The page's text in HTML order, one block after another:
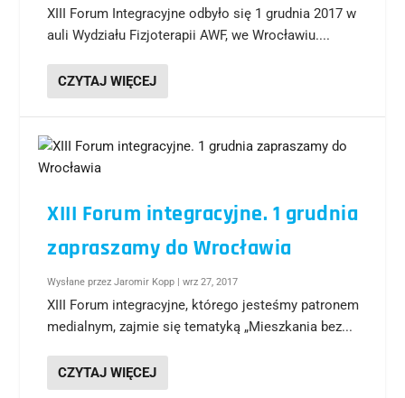
XIII Forum Integracyjne odbyło się 1 grudnia 2017 w
auli Wydziału Fizjoterapii AWF, we Wrocławiu....
CZYTAJ WIĘCEJ
XIII Forum integracyjne. 1 grudnia
zapraszamy do Wrocławia
Wysłane przezJaromir Kopp |wrz 27, 2017
XIII Forum integracyjne, którego jesteśmy patronem
medialnym, zajmie się tematyką „Mieszkania bez...
CZYTAJ WIĘCEJ